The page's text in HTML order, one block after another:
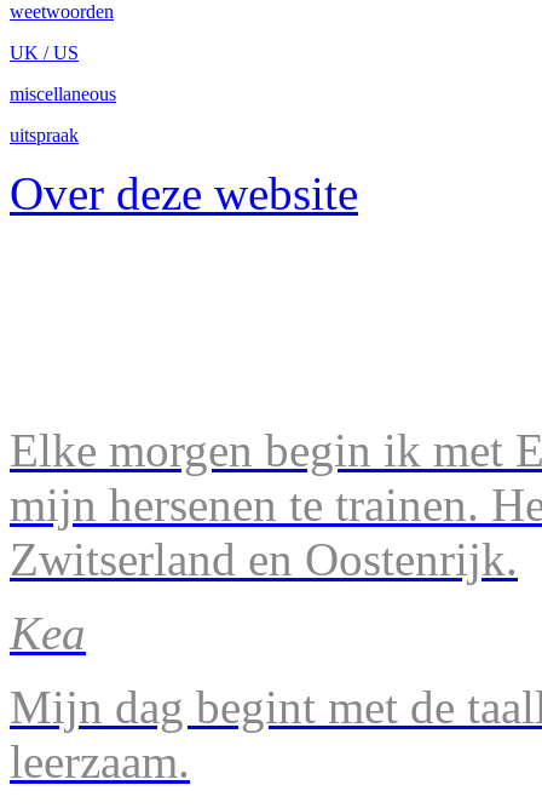
weetwoorden
UK / US
miscellaneous
uitspraak
Over deze website
Elke morgen begin ik met
mijn hersenen te trainen.
Zwitserland en Oostenrijk.
Kea
Mijn dag begint met de
leerzaam.